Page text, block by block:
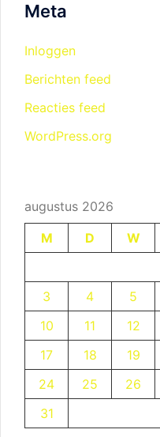
Meta
Inloggen
Berichten feed
Reacties feed
WordPress.org
augustus 2026
M
D W
3
4 5
10
11 12
17
18 19
24
25 26
31